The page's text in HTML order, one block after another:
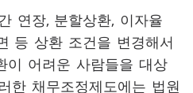
연장, 분할상환, 이자율
등 상환 조건을 변경해서
이 어려운 사람들을 대상
한 채무조정제도에는 법원